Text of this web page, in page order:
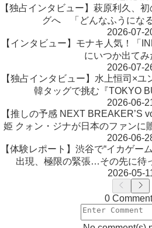
【独占インタビュー】萩原利久、
グへ 「どんなふうになる
2026-07-
【インタビュー】モナキ人気！「
にいつか出てみ
2026-07-
【独占インタビュー】水上恒司×
韓タッグで挑む『TOKYO
2026-06-
【推しの予感 NEXT BREAKER’S
姫 クォン・ジナが日本のファンに
2026-06-
【体験レポート】渋谷で“イカゲー
出現、極限の緊張…その先に待
2026-05-
0